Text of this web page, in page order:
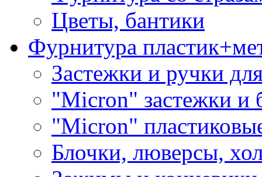
Цветы, бантики
Фурнитура
Застежки и ручки
"Micron" застежки и
"Micron"
Блочки, люверсы,